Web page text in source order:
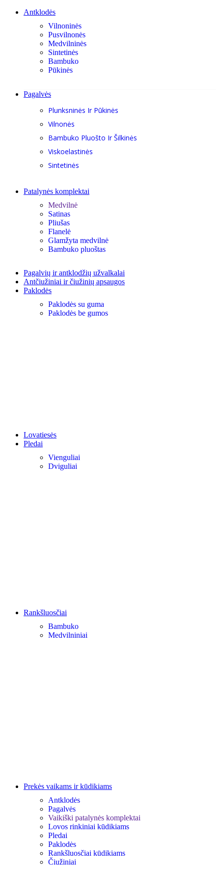
Antklodės
Vilnoninės
Pusvilnonės
Medvilninės
Sintetinės
Bambuko
Pūkinės
Pagalvės
Plunksninės Ir Pūkinės
Vilnonės
Bambuko Pluošto Ir Šilkinės
Viskoelastinės
Sintetinės
Patalynės komplektai
Medvilnė
Satinas
Pliušas
Flanelė
Glamžyta medvilnė
Bambuko pluoštas
Pagalvių ir antklodžių užvalkalai
Antčiužiniai ir čiužinių apsaugos
Paklodės
Paklodės su guma
Paklodės be gumos
Lovatiesės
Pledai
Vienguliai
Dviguliai
Rankšluosčiai
Bambuko
Medvilniniai
Prekės vaikams ir kūdikiams
Antklodės
Pagalvės
Vaikiški patalynės komplektai
Lovos rinkiniai kūdikiams
Pledai
Paklodės
Rankšluosčiai kūdikiams
Čiužiniai